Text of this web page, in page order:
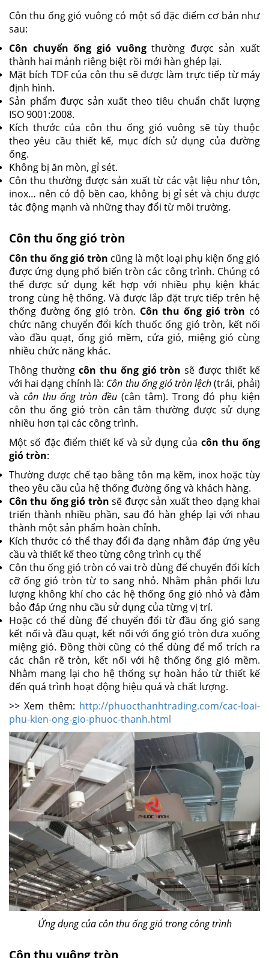
Côn thu ống gió vuông có một số đặc điểm cơ bản như
sau:
Côn chuyển ống gió vuôngthường được sản xuất
thành hai mảnh riêng biệt rồi mới hàn ghép lại.
Mặt bích TDF của côn thu sẽ được làm trực tiếp từ máy
định hình.
Sản phẩm được sản xuất theo tiêu chuẩn chất lượng
ISO 9001:2008.
Kích thước của côn thu ống gió vuông sẽ tùy thuộc
theo yêu cầu thiết kế, mục đích sử dụng của đường
ống.
Không bị ăn mòn, gỉ sét.
Côn thu thường được sản xuất từ các vật liệu như tôn,
inox… nên có độ bền cao, không bị gỉ sét và chịu được
tác động mạnh và những thay đổi từ môi trường.
Côn thu ống gió tròn
Côn thu ống gió tròn cũng là một loại phụ kiện ống gió
được ứng dụng phổ biến tròn các công trình. Chúng có
thể được sử dụng kết hợp với nhiều phụ kiện khác
trong cùng hệ thống. Và được lắp đặt trực tiếp trên hệ
thống đường ống gió tròn. Côn thu ống gió tròn có
chức năng chuyển đổi kích thuốc ống gió tròn, kết nối
vào đầu quạt, ống gió mềm, cửa gió, miệng gió cùng
nhiều chức năng khác.
Thông thường côn thu ống gió tròn sẽ được thiết kế
với hai dạng chính là: Côn thu ống gió tròn lệch(trái, phải)
và côn thu ống tròn đều (cân tâm). Trong đó phụ kiện
côn thu ống gió tròn cân tâm thường được sử dụng
nhiều hơn tại các công trình.
Một số đặc điểm thiết kế và sử dụng của côn thu ống
gió tròn:
Thường được chế tạo bằng tôn mạ kẽm, inox hoặc tùy
theo yêu cầu của hệ thống đường ống và khách hàng.
Côn thu ống gió tròn sẽ được sản xuất theo dạng khai
triển thành nhiều phần, sau đó hàn ghép lại với nhau
thành một sản phẩm hoàn chỉnh.
Kích thước có thể thay đổi đa dạng nhằm đáp ứng yêu
cầu và thiết kế theo từng công trình cụ thể
Côn thu ống gió tròn có vai trò dùng để chuyển đổi kích
cỡ ống gió tròn từ to sang nhỏ. Nhằm phân phối lưu
lượng không khí cho các hệ thống ống gió nhỏ và đảm
bảo đáp ứng nhu cầu sử dụng của từng vị trí.
Hoặc có thể dùng để chuyển đổi từ đầu ống gió sang
kết nối và đầu quạt, kết nối với ống gió tròn đưa xuống
miệng gió. Đồng thời cũng có thể dùng để mổ trích ra
các chân rẽ tròn, kết nối với hệ thống ống gió mềm.
Nhằm mang lại cho hệ thống sự hoàn hảo từ thiết kế
đến quá trình hoạt động hiệu quả và chất lượng.
>> Xem thêm: http://phuocthanhtrading.com/cac-loai-
phu-kien-ong-gio-phuoc-thanh.html
Ứng dụng của côn thu ống gió trong công trình
Côn thu vuông tròn